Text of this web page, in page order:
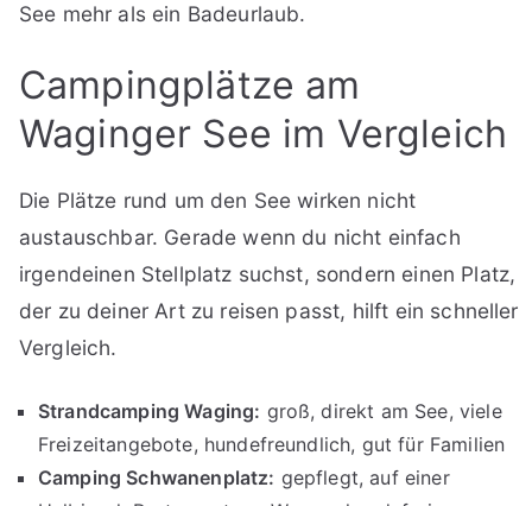
See mehr als ein Badeurlaub.
Campingplätze am
Waginger See im Vergleich
Die Plätze rund um den See wirken nicht
austauschbar. Gerade wenn du nicht einfach
irgendeinen Stellplatz suchst, sondern einen Platz,
der zu deiner Art zu reisen passt, hilft ein schneller
Vergleich.
Strandcamping Waging: groß, direkt am See, viele
Freizeitangebote, hundefreundlich, gut für Familien
Camping Schwanenplatz: gepflegt, auf einer